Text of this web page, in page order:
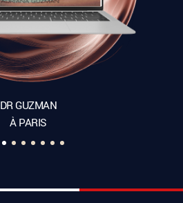
DR GUZMAN
À PARIS